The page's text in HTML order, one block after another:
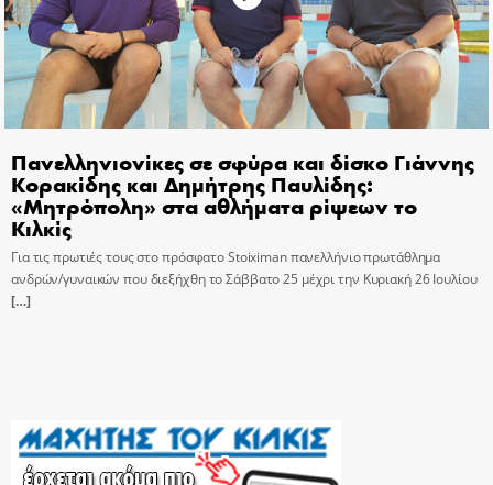
Πανελληνιονίκες σε σφύρα και δίσκο Γιάννης
Κορακίδης και Δημήτρης Παυλίδης:
«Μητρόπολη» στα αθλήματα ρίψεων το
Κιλκίς
Για τις πρωτιές τους στο πρόσφατο Stoiximan πανελλήνιο πρωτάθλημα
ανδρών/γυναικών που διεξήχθη το Σάββατο 25 μέχρι την Κυριακή 26 Ιουλίου
[…]